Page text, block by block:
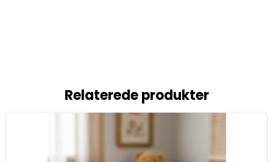
Relaterede produkter